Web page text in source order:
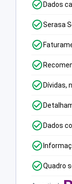
Dados
Serasa
Dívidas,
Dados
Quadro